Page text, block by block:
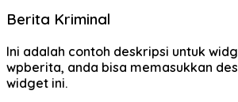
Berita Kriminal
Ini adalah contoh deskripsi untuk
wpberita, anda bisa memasukkan
widget ini.